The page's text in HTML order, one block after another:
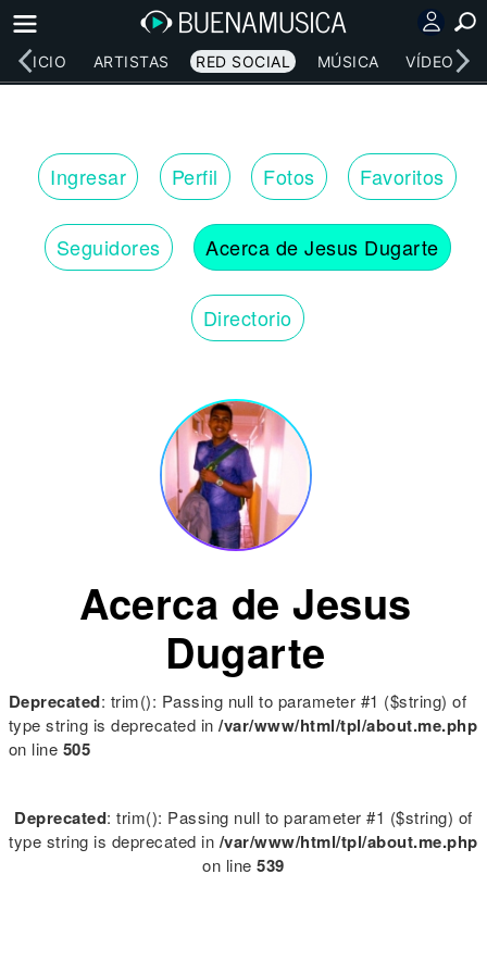
INICIO ARTISTAS RED SOCIAL MÚSICA VÍDEOS
Ingresar Perfil Fotos Favoritos
Seguidores Acerca de Jesus Dugarte
Directorio
Acerca de Jesus
Dugarte
Deprecated: trim(): Passing null to parameter #1 ($string) of
type string is deprecated in /var/www/html/tpl/about.me.php
on line 505
Deprecated: trim(): Passing null to parameter #1 ($string) of
type string is deprecated in /var/www/html/tpl/about.me.php
on line539